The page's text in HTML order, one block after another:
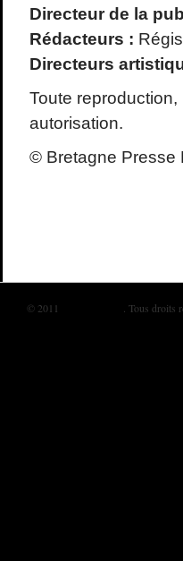
Directeur de la
Rédacteurs :
Directeurs
Toute
autorisation.
© Bretagne Presse
© 2011 . Tous droits